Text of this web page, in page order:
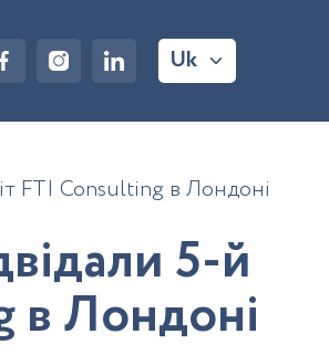
Uk
FTI Consulting в Лондоні
відали 5-й
вЛондоні